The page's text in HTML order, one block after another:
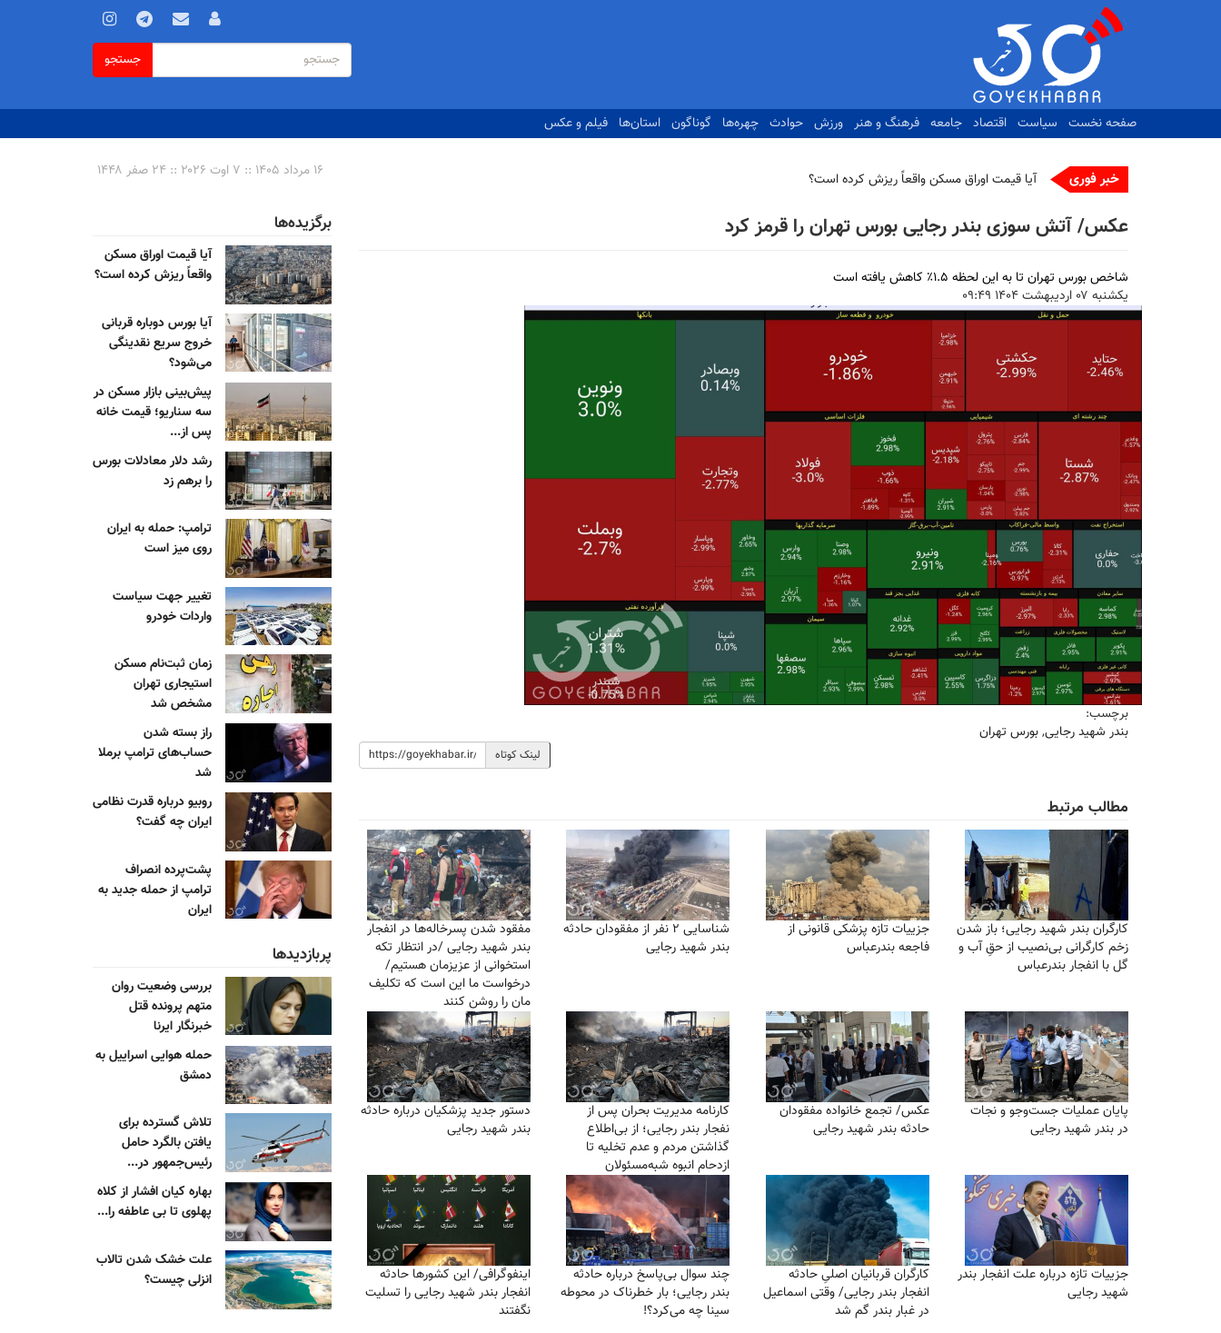
فرم
جستجو
جستجو
صفحه نخست سیاست اقتصاد جامعه فرهنگ و هنر ورزش حوادث چهره‌ها گوناگون استان‌ها فیلم و عکس
خبر فوری ت_ ۱۶ مرداد ۱۴۰۵ :: ۷ اوت ۲۰۲۶ :: ۲۴ صفر ۱۴۴۸
عکس/ آتش سوزی بندر رجایی بورس تهران را قرمز کرد
شاخص بورس تهران تا به این لحظه ۱.۵٪ کاهش یافته است
يكشنبه ۰۷ ارديبهشت ۱۴۰۴ ۰۹:۴۹
برچسب:
بندر شهید رجایی,بورس تهران
لینک کوتاه
مطالب مرتبط
کارگران بندر شهید رجایی؛ باز شدن
زخم کارگرانی بی‌نصیب از حقِ آب و
گل با انفجار بندرعباس
جزییات تازه پزشکی قانونی از
فاجعه بندرعباس
شناسایی ۲ نفر از مفقودان حادثه
بندر شهید رجایی
مفقود شدن پسرخاله‌ها در انفجار
بندر شهید رجایی /در انتظار تکه
استخوانی از عزیزمان هستیم/
درخواست ما اين است كه تكليف
مان را روشن كنند
پایان عملیات جست‌و‌جو و نجات
در بندر شهید رجایی
عکس/ تجمع خانواده مفقودان
حادثه بندر شهید رجایی
کارنامه مدیریت بحران پس از
نفجار بندر رجایی؛ از بی‌اطلاع
گذاشتن مردم و عدم تخلیه تا
ازدحام انبوه شبه‌مسئولان
دستور جدید پزشکیان درباره حادثه
بندر شهید رجایی
جزییات تازه درباره علت انفجار بندر
شهید رجایی
کارگران قربانیان اصلیِ حادثه
انفجار بندر رجایی/ وقتی اسماعیل
در غبار بندر گم شد
چند سوال بی‌پاسخ درباره حادثه
بندر رجایی؛ بار خطرناک در محوطه
سینا چه می‌کرد؟!
اینفوگرافی/ این کشور‌ها حادثه
انفجار بندر شهید رجایی را تسلیت
نگفتند
برگزیده‌ها
آیا قیمت اوراق مسکن
واقعاً ریزش کرده است؟
آیا بورس دوباره قربانی
خروج سریع نقدینگی
می‌شود؟
پیش‌بینی بازار مسکن در
سه سناریو؛ قیمت خانه
پس از...
رشد دلار معادلات بورس
را برهم زد
ترامپ: حمله به ایران
روی میز است
تغییر جهت سیاست
واردات خودرو
زمان ثبت‌نام مسکن
استیجاری تهران
مشخص شد
راز بسته شدن
حساب‌های ترامپ برملا
شد
روبیو درباره قدرت نظامی
ایران چه گفت؟
پشت‌پرده انصراف
ترامپ از حمله جدید به
ایران
پربازدیدها
بررسی وضعیت روان
متهم پرونده قتل
خبرنگار ایرنا
حمله هوایی اسراییل به
دمشق
تلاش گسترده برای
یافتن بالگرد حامل
رئیس‌جمهور در...
بهاره کیان افشار از کلاه
پهلوی تا بی عاطفه را...
علت خشک شدن تالاب
انزلی چیست؟